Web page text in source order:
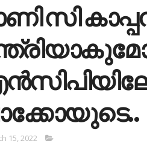
സി
15, 2022